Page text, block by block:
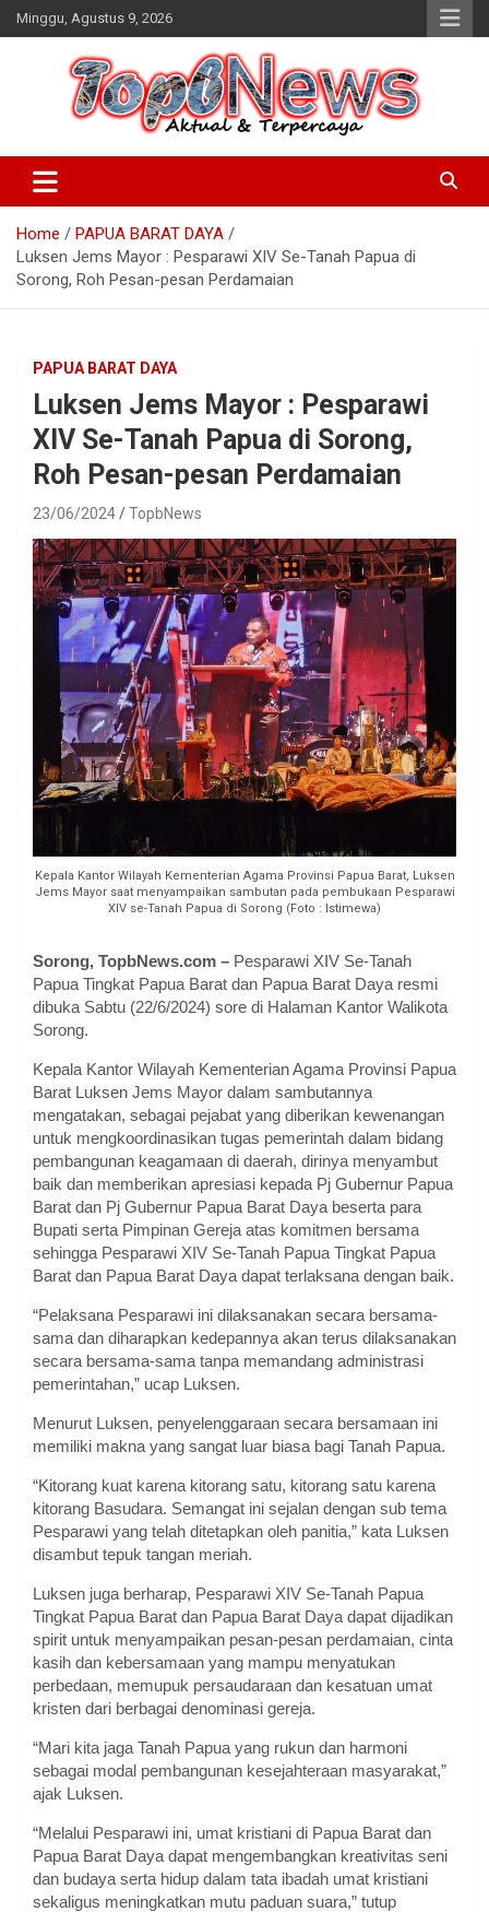
Skip
to
Minggu, Agustus 9, 2026
Home
PAPUA BARAT DAYA
Luksen Jems Mayor : Pesparawi XIV Se-Tanah Papua di
Sorong, Roh Pesan-pesan Perdamaian
PAPUA BARAT DAYA
Luksen Jems Mayor : Pesparawi
XIV Se-Tanah Papua di Sorong,
Roh Pesan-pesan Perdamaian
23/06/2024 TopbNews
Kepala Kantor Wilayah Kementerian Agama Provinsi Papua Barat, Luksen
Jems Mayor saat menyampaikan sambutan pada pembukaan Pesparawi
XIV se-Tanah Papua di Sorong (Foto : Istimewa)
Sorong, TopbNews.com – Pesparawi XIV Se-Tanah
Papua Tingkat Papua Barat dan Papua Barat Daya resmi
dibuka Sabtu (22/6/2024) sore di Halaman Kantor Walikota
Sorong.
Kepala Kantor Wilayah Kementerian Agama Provinsi Papua
Barat Luksen Jems Mayor dalam sambutannya
mengatakan, sebagai pejabat yang diberikan kewenangan
untuk mengkoordinasikan tugas pemerintah dalam bidang
pembangunan keagamaan di daerah, dirinya menyambut
baik dan memberikan apresiasi kepada Pj Gubernur Papua
Barat dan Pj Gubernur Papua Barat Daya beserta para
Bupati serta Pimpinan Gereja atas komitmen bersama
sehingga Pesparawi XIV Se-Tanah Papua Tingkat Papua
Barat dan Papua Barat Daya dapat terlaksana dengan baik.
“Pelaksana Pesparawi ini dilaksanakan secara bersama-
sama dan diharapkan kedepannya akan terus dilaksanakan
secara bersama-sama tanpa memandang administrasi
pemerintahan,” ucap Luksen.
Menurut Luksen, penyelenggaraan secara bersamaan ini
memiliki makna yang sangat luar biasa bagi Tanah Papua.
“Kitorang kuat karena kitorang satu, kitorang satu karena
kitorang Basudara. Semangat ini sejalan dengan sub tema
Pesparawi yang telah ditetapkan oleh panitia,” kata Luksen
disambut tepuk tangan meriah.
Luksen juga berharap, Pesparawi XIV Se-Tanah Papua
Tingkat Papua Barat dan Papua Barat Daya dapat dijadikan
spirit untuk menyampaikan pesan-pesan perdamaian, cinta
kasih dan kebersamaan yang mampu menyatukan
perbedaan, memupuk persaudaraan dan kesatuan umat
kristen dari berbagai denominasi gereja.
“Mari kita jaga Tanah Papua yang rukun dan harmoni
sebagai modal pembangunan kesejahteraan masyarakat,”
ajak Luksen.
“Melalui Pesparawi ini, umat kristiani di Papua Barat dan
Papua Barat Daya dapat mengembangkan kreativitas seni
dan budaya serta hidup dalam tata ibadah umat kristiani
sekaligus meningkatkan mutu paduan suara,” tutup